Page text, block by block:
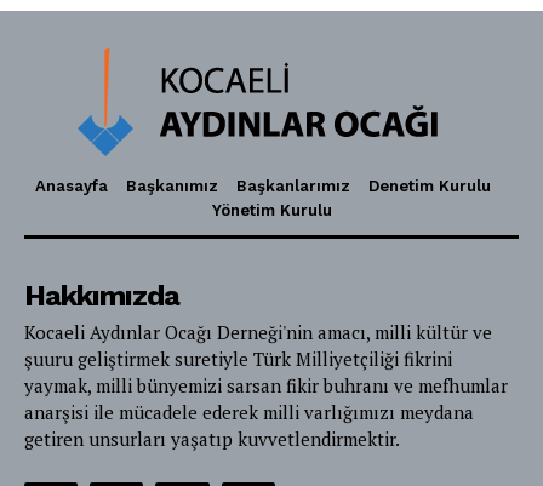
Anasayfa Başkanımız Başkanlarımız
Denetim Kurulu
Yönetim Kurulu
Hakkımızda
Kocaeli Aydınlar Ocağı Derneği'nin amacı, milli kültür ve
şuuru geliştirmek suretiyle Türk Milliyetçiliği fikrini
yaymak, milli bünyemizi sarsan fikir buhranı ve mefhumlar
anarşisi ile mücadele ederek milli varlığımızı meydana
getiren unsurları yaşatıp kuvvetlendirmektir.